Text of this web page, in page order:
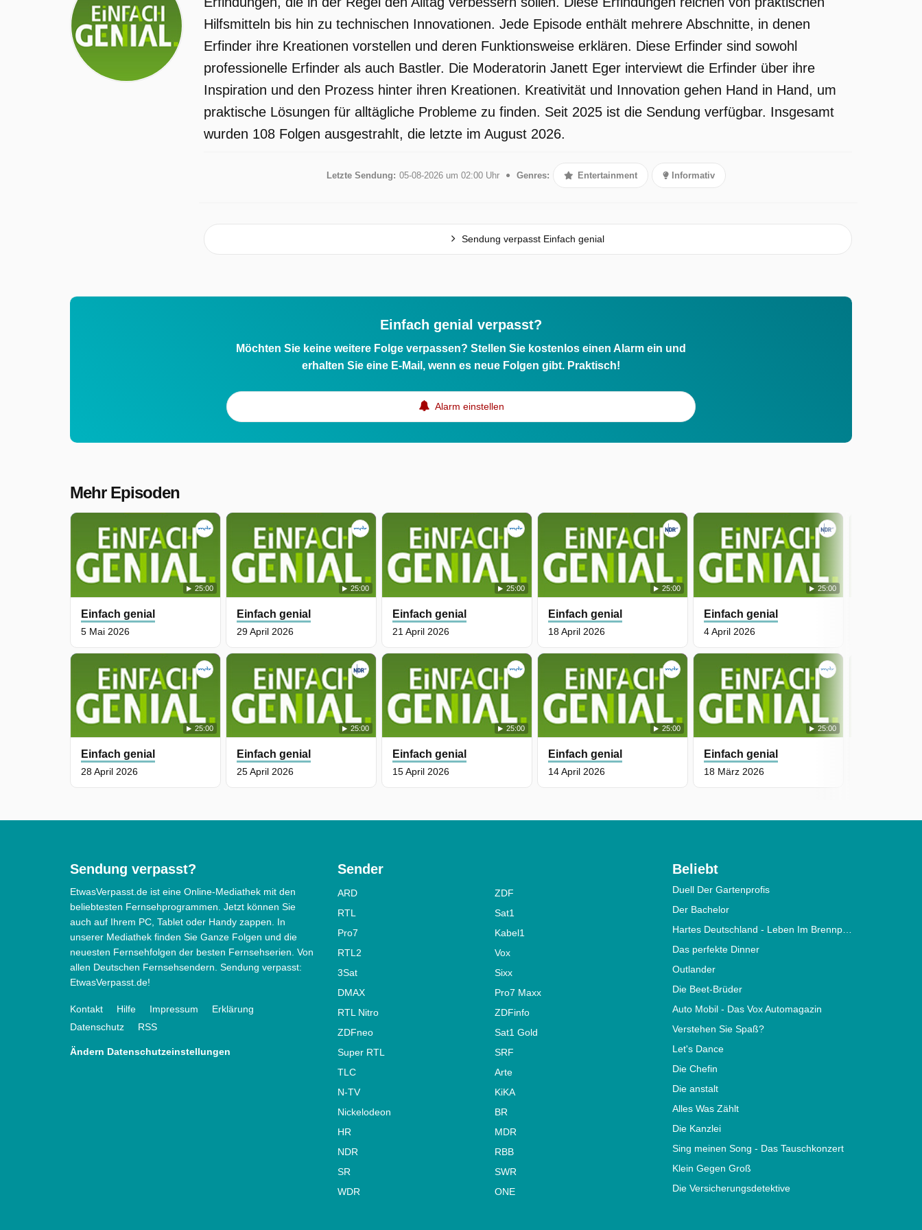
Rettungssanitäterinnen und Fach-
Influencerinnen Judith Beer und Isabel
Okuniek aus NRW bei einer
Trainingseinheit zur Versorgung von
Verletzten, ob man sich in der
kompakten Inneneinrichtung wirklich
Hilfsmitteln bis hin zu technischen Innovationen. Jede Episode enthält mehrere Abschnitte, in denen
Erfinder ihre Kreationen vorstellen und deren Funktionsweise erklären. Diese Erfinder sind sowohl
professionelle Erfinder als auch Bastler. Die Moderatorin Janett Eger interviewt die Erfinder über ihre
Inspiration und den Prozess hinter ihren Kreationen. Kreativität und Innovation gehen Hand in Hand, um
praktische Lösungen für alltägliche Probleme zu finden. Seit 2025 ist die Sendung verfügbar. Insgesamt
wurden 108 Folgen ausgestrahlt, die letzte im August 2026.
Letzte Sendung: 05-08-2026 um 02:00 Uhr Genres: Entertainment Informativ
Sendung verpasst Einfach genial
Einfach genial verpasst?
Möchten Sie keine weitere Folge verpassen? Stellen Sie kostenlos einen Alarm ein und
erhalten Sie eine E-Mail, wenn es neue Folgen gibt. Praktisch!
Alarm einstellen
Mehr Episoden
25:00
Einfach genial
5 Mai 2026
25:00
Einfach genial
29 April 2026
25:00
Einfach genial
28 April 2026
25:00
Einfach genial
25 April 2026
25:00
Einfach genial
21 April 2026
25:00
Einfach genial
18 April 2026
25:00
Einfach genial
15 April 2026
25:00
Einfach genial
14 April 2026
25:00
Einfach genial
4 April 2026
25:00
Einfach genial
18 März 2026
Sendung verpasst?
EtwasVerpasst.de ist eine Online-Mediathek mit den
beliebtesten Fernsehprogrammen. Jetzt können Sie
auch auf Ihrem PC, Tablet oder Handy zappen. In
unserer Mediathek finden Sie Ganze Folgen und die
neuesten Fernsehfolgen der besten Fernsehserien. Von
allen Deutschen Fernsehsendern. Sendung verpasst:
EtwasVerpasst.de!
Kontakt Hilfe Impressum
Erklärung
Datenschutz
RSS
Ändern Datenschutzeinstellungen
Sender
ARD
ZDF
RTL
Sat1
Pro7
Kabel1
RTL2
Vox
3Sat
Sixx
DMAX
Pro7 Maxx
RTL Nitro
ZDFinfo
ZDFneo
Sat1 Gold
Super RTL
SRF
TLC
Arte
N-TV
KiKA
Nickelodeon
BR
HR
MDR
NDR
RBB
SR
SWR
WDR
ONE
Beliebt
Duell Der Gartenprofis
Der Bachelor
Hartes Deutschland - Leben Im Brennpunkt
Das perfekte Dinner
Outlander
Die Beet-Brüder
Auto Mobil - Das Vox Automagazin
Verstehen Sie Spaß?
Let's Dance
Die Chefin
Die anstalt
Alles Was Zählt
Die Kanzlei
Sing meinen Song - Das Tauschkonzert
Klein Gegen Groß
Die Versicherungsdetektive